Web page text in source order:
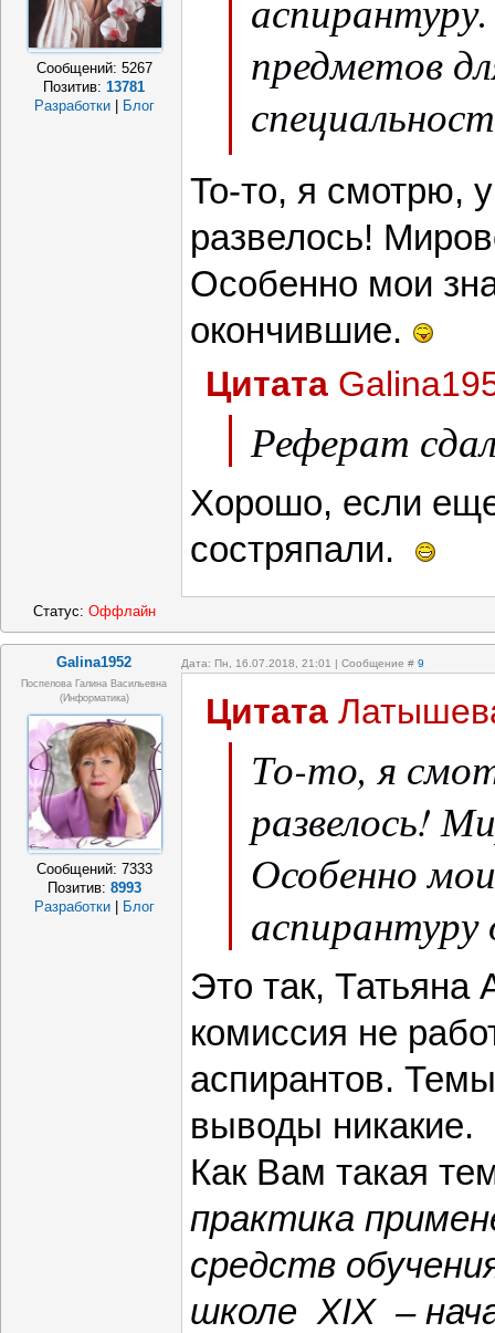
Сообщений: 5267
Позитив:13781
Разработки
Блог
предметов
гипотеза,
значимость
То-то, я смотрю,
развелось!
Особенно мои
окончившие.
Цитата
Реферат
Хорошо, если
состряпали.
Статус: Оффлайн
Galina1952 Дата: Пн, 16.07.2018, 21:01 | Сообщение # 9
Поспелова Галина Васильевна
(информатика)
Сообщений: 7333
Позитив: 8993
Разработки
Блог
Цитата
То-то, я
развелось!
Особенно
аспирантуру
Это так, Татьяна
комиссия не
аспирантов.
выводы никакие.
Как Вам такая
практика
средств
школе XIX –